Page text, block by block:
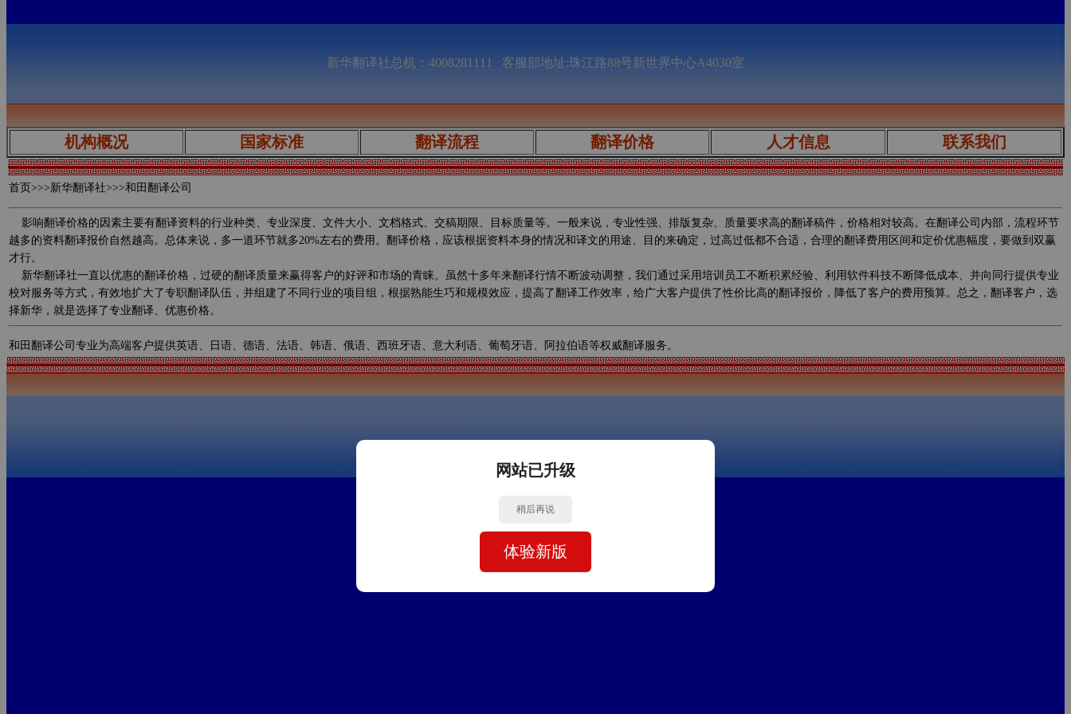
新华翻译社总机：4008281111 客服部地址:珠江路88号新世界中心A4030室
机构概况 国家标准 翻译流程 翻译价格 人才信息 联系我们
首页 >>>新华翻译社>>>和田翻译公司
影响翻译价格的因素主要有翻译资料的行业种类、专业深度、文件大小、文档格式、交稿期限、目标质量等。一般来说，专业性强、排版复杂、质量要求高的翻译稿件，价格相对较高。在翻译公司内部，流程环节
越多的资料翻译报价自然越高。总体来说，多一道环节就多20%左右的费用。翻译价格，应该根据资料本身的情况和译文的用途、目的来确定，过高过低都不合适，合理的翻译费用区间和定价优惠幅度，要做到双赢
才行。
新华翻译社一直以优惠的翻译价格，过硬的翻译质量来赢得客户的好评和市场的青睐。虽然十多年来翻译行情不断波动调整，我们通过采用培训员工不断积累经验、利用软件科技不断降低成本、并向同行提供专业
校对服务等方式，有效地扩大了专职翻译队伍，并组建了不同行业的项目组，根据熟能生巧和规模效应，提高了翻译工作效率，给广大客户提供了性价比高的翻译报价，降低了客户的费用预算。总之，翻译客户，选
择新华，就是选择了专业翻译、优惠价格。
和田翻译公司专业为高端客户提供英语、日语、德语、法语、韩语、俄语、西班牙语、意大利语、葡萄牙语、阿拉伯语等权威翻译服务。
网站已升级
稍后再说
体验新版